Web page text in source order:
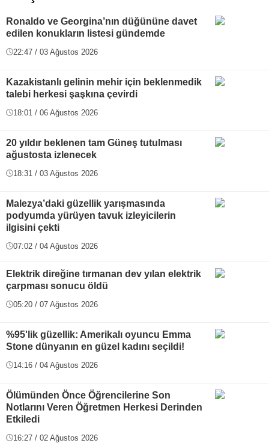
Ronaldo ve Georgina’nın düğününe davet
edilen konukların listesi gündemde
22:47 / 03 Ağustos 2026
Kazakistanlı gelinin mehir için beklenmedik
talebi herkesi şaşkına çevirdi
18:01 / 06 Ağustos 2026
20 yıldır beklenen tam Güneş tutulması
ağustosta izlenecek
18:31 / 03 Ağustos 2026
Malezya’daki güzellik yarışmasında
podyumda yürüyen tavuk izleyicilerin
ilgisini çekti
07:02 / 04 Ağustos 2026
Elektrik direğine tırmanan dev yılan elektrik
çarpması sonucu öldü
05:20 / 07 Ağustos 2026
%95'lik güzellik: Amerikalı oyuncu Emma
Stone dünyanın en güzel kadını seçildi!
14:16 / 04 Ağustos 2026
Ölümünden Önce Öğrencilerine Son
Notlarını Veren Öğretmen Herkesi Derinden
Etkiledi
16:27 / 02 Ağustos 2026